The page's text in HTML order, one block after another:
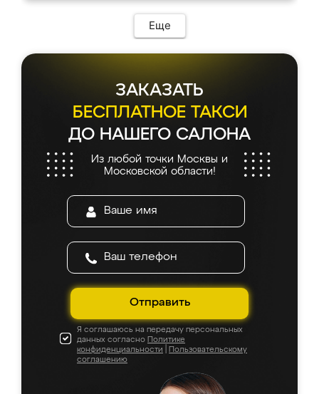
Еще
ЗАКАЗАТЬ
БЕСПЛАТНОЕ ТАКСИ
ДО НАШЕГО САЛОНА
Из любой точки Москвы и
Московской области!
Отправить
Я соглашаюсь на передачу персональных
данных согласно Политике
конфиденциальности
Пользовательскому
соглашению